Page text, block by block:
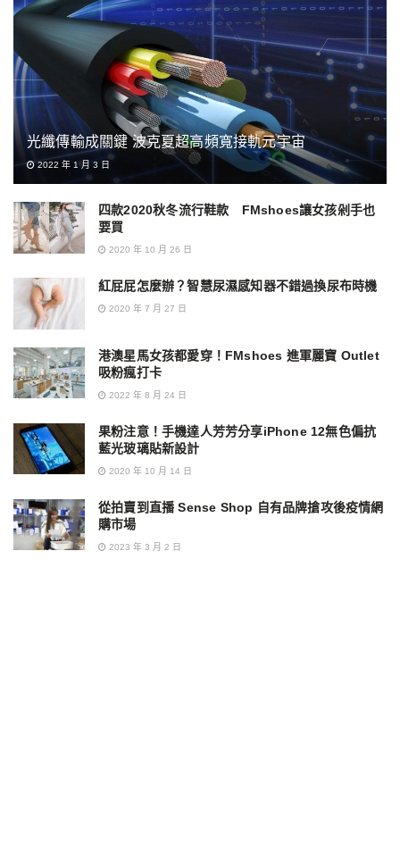
光纖傳輸成關鍵 波克夏超高頻寬接軌元宇宙
2022 年 1 月 3 日
四款2020秋冬流行鞋款 FMshoes讓女孩剁手也
要買
2020 年 10 月 26 日
紅屁屁怎麼辦？智慧尿濕感知器不錯過換尿布時機
2020 年 7 月 27 日
港澳星馬女孩都愛穿！FMshoes 進軍麗寶 Outlet
吸粉瘋打卡
2022 年 8 月 24 日
果粉注意！手機達人芳芳分享iPhone 12無色偏抗
藍光玻璃貼新設計
2020 年 10 月 14 日
從拍賣到直播 Sense Shop 自有品牌搶攻後疫情網
購市場
2023 年 3 月 2 日